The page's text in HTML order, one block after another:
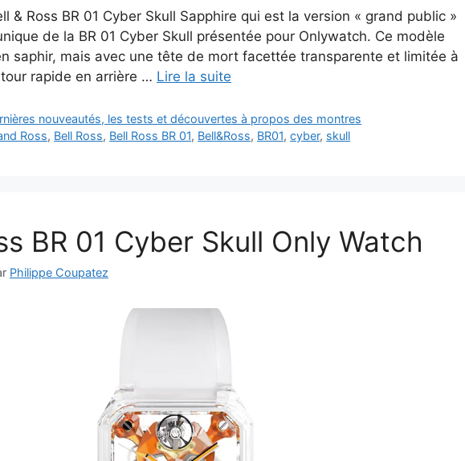
& Ross BR 01 Cyber Skull Sapphire qui est la version « grand public »
de la BR 01 Cyber Skull présentée pour Onlywatch. Ce modèle
saphir, mais avec une tête de mort facettée transparente et limitée à
rapide en arrière … Lire la suite
nouveautés, les tests et découvertes à propos des montres
Ross, Bell Ross, Bell Ross BR 01, Bell&Ross, BR01,cyber, skull
BR 01 Cyber Skull Only Watch
Philippe Coupatez